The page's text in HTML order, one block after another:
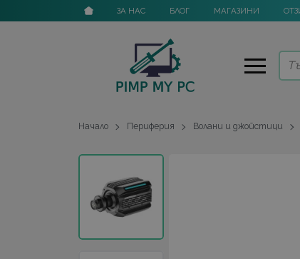
ЗА НАС БЛОГ МАГАЗИНИ
Начало Периферия Волани и джойстици